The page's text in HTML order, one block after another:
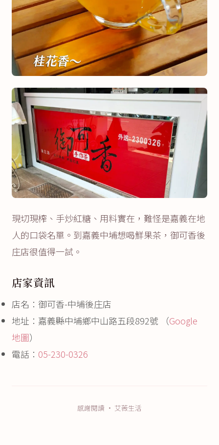
現切現榨、手炒紅糖、用料實在，難怪是嘉義在地
人的口袋名單。到嘉義中埔想喝鮮果茶，御可香後
庄店很值得一試。
店家資訊
店名：御可香-中埔後庄店
地址：嘉義縣中埔鄉中山路五段892號 （Google
地圖）
電話： 05-230-0326
感謝閱讀 · 艾薇生活